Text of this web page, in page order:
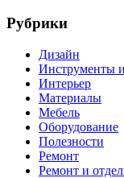
Рубрики
Дизайн
Инструменты
Интерьер
Материалы
Мебель
Оборудование
Полезности
Ремонт
Ремонт и